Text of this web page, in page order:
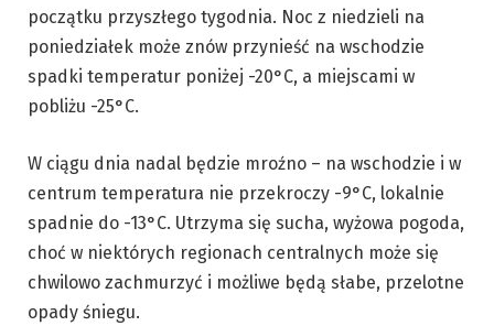
początku przyszłego tygodnia. Noc z niedzieli na
poniedziałek może znów przynieść na wschodzie
spadki temperatur poniżej -20°C, a miejscami w
pobliżu -25°C.
W ciągu dnia nadal będzie mroźno – na wschodzie i w
centrum temperatura nie przekroczy -9°C, lokalnie
spadnie do -13°C. Utrzyma się sucha, wyżowa pogoda,
choć w niektórych regionach centralnych może się
chwilowo zachmurzyć i możliwe będą słabe, przelotne
opady śniegu.